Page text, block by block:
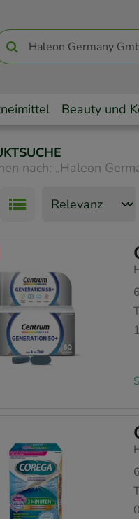
Beauty und
nach: „Haleon